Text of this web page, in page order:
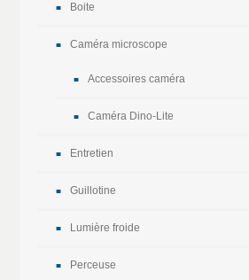
Boite
Caméra microscope
Accessoires caméra
Caméra Dino-Lite
Entretien
Guillotine
Lumière froide
Perceuse